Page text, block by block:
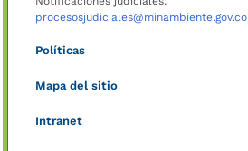
procesosjudiciales@minambiente.gov.co
Políticas
Mapa del sitio
Intranet